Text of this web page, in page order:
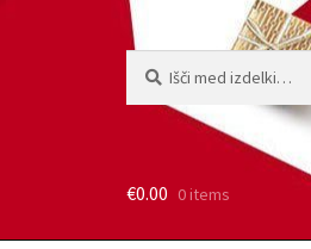
€0.00 0 items